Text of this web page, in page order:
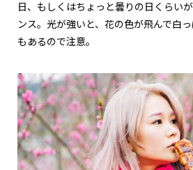
日、もしくはちょっと曇りの日くらい
ンス。光が強いと、花の色が飛んで白
もあるので注意。